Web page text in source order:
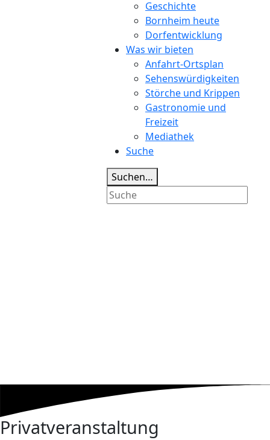
Geschichte
Bornheim heute
Dorfentwicklung
Was wir bieten
Anfahrt-Ortsplan
Sehenswürdigkeiten
Störche und Krippen
Gastronomie und
Freizeit
Mediathek
Suche
Suchen…
Privatveranstaltung